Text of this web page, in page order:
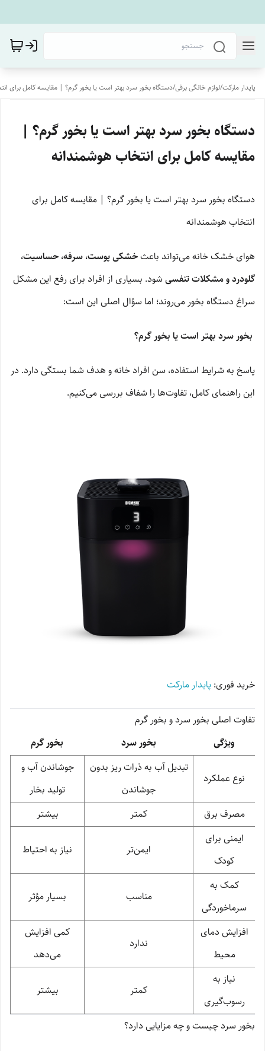
پایدار مارکت/لوازم خانگی برقی/دستگاه بخور سرد بهتر است یا بخور گرم؟ | مقایسه کامل برای
دستگاه بخور سرد بهتر است یا بخور گرم؟ |
مقایسه کامل برای انتخاب هوشمندانه
دستگاه بخور سرد بهتر است یا بخور گرم؟ | مقایسه کامل برای
انتخاب هوشمندانه
هوای خشک خانه می‌تواند باعثخشکی پوست، سرفه، حساسیت،
گلودرد و مشکلات تنفسیشود. بسیاری از افراد برای رفع این مشکل
سراغ دستگاه بخور می‌روند؛ اما سؤال اصلی این است:
بخور سرد بهتر است یا بخور گرم؟
پاسخ به شرایط استفاده، سن افراد خانه و هدف شما بستگی دارد. در
این راهنمای کامل، تفاوت‌ها را شفاف بررسی می‌کنیم.
خرید فوری: پایدار مارکت
تفاوت اصلی بخور سرد و بخور گرم
ویژگی
بخور سرد بخور گرم
نوع عملکرد
تبدیل آب به ذرات ریز بدون
جوشاندن
جوشاندن آب و
تولید بخار
مصرف برق
کمتر
بیشتر
ایمنی برای
کودک
ایمن‌تر نیاز به احتیاط
کمک به
سرماخوردگی
مناسب بسیار مؤثر
افزایش دمای
محیط
ندارد
کمی افزایش
می‌دهد
نیاز به
رسوب‌گیری
کمتر بیشتر
بخور سرد چیست و چه مزایایی دارد؟